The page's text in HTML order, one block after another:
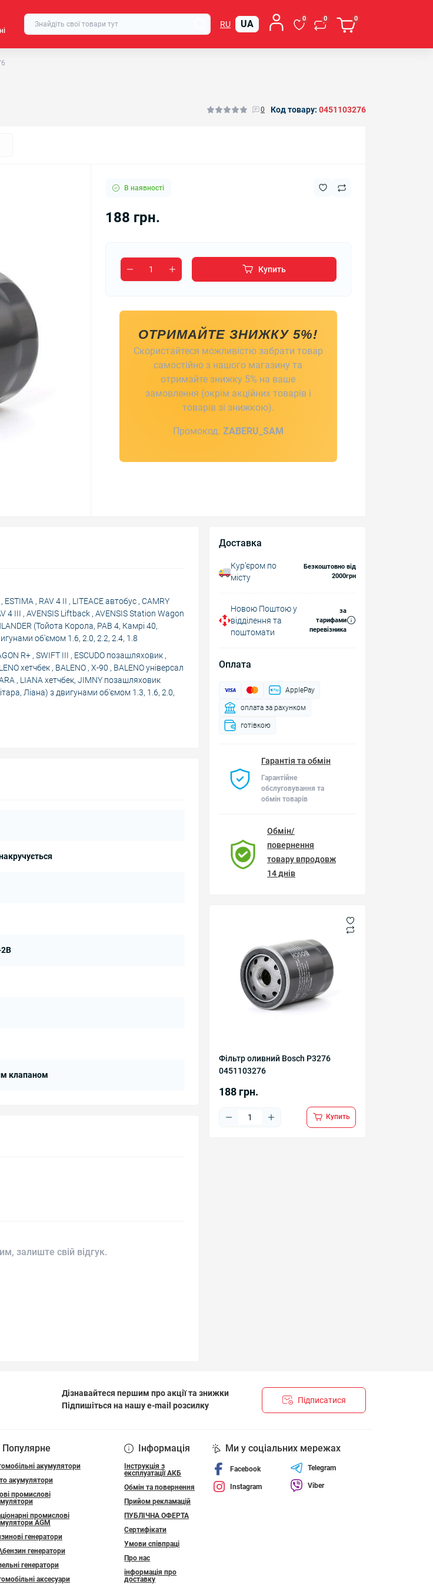
RU UA 0 0 0
0 Код товару: 0451103276
В наявності
188 грн.
Купить
ОТРИМАЙТЕ ЗНИЖКУ 5%!
Скористайтеся можливістю забрати товар
самостійно з нашого магазину та
отримайте знижку 5% на ваше
замовлення (окрім акційних товарів і
товарів зі знижкою).
Промокод: ZABERU_SAM
Доставка
Курʼєром по
місту
Безкоштовно від
2000грн
Новою Поштою у
відділення та
поштомати
за
тарифами
перевізника
Оплата
ApplePay
оплата за рахунком
готівкою
Гарантія та обмін
Гарантійне
обслуговування та
обмін товарів
Обмін/
повернення
товару впродовж
14 днів
Фільтр оливний Bosch P3276
0451103276
188 грн.
Купить
ESTIMA , RAV 4 II , LITEACE автобус , CAMRY
4 III , AVENSIS Liftback , AVENSIS Station Wagon
(Тойота Корола, РАВ 4, Камрі 40,
об'ємом 1.6, 2.0, 2.2, 2.4, 1.8
R+ , SWIFT III , ESCUDO позашляховик ,
хетчбек , BALENO , X-90 , BALENO універсал
, LIANA хетчбек, JIMNY позашляховик
Ліана) з двигунами об'ємом 1.3, 1.6, 2.0,
клапаном
залиште свій відгук.
Дізнавайтеся першим про акції та знижки
Підпишіться на нашу e-mail розсилку
Підписатися
Популярне
акумулятори
акумулятори
промислові
промислові
АGM
генератори
генератори
генератори
аксесуари
Інформація
Інструкція з
експлуатації АКБ
Обмін та повернення
Прийом рекламацій
ПУБЛІЧНА ОФЕРТА
Сертифікати
Умови співпраці
Про нас
інформація про
доставку
Ми у соціальних мережах
Facebook
Instagram
Telegram
Viber